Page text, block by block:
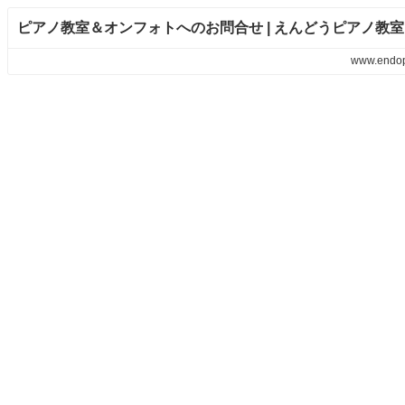
ピアノ教室＆オンフォトへのお問合せ | えんどうピアノ教室